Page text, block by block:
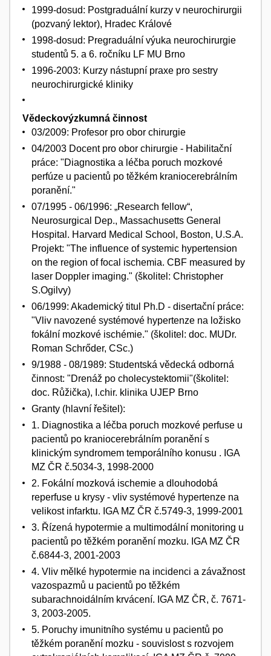
1999-dosud: Postgraduální kurzy v neurochirurgii
(pozvaný lektor), Hradec Králové
1998-dosud: Pregraduální výuka neurochirurgie
studentů 5. a 6. ročníku LF MU Brno
1996-2003: Kurzy nástupní praxe pro sestry
neurochirurgické kliniky
Vědeckovýzkumná činnost
03/2009: Profesor pro obor chirurgie
04/2003 Docent pro obor chirurgie - Habilitační
práce: "Diagnostika a léčba poruch mozkové
perfúze u pacientů po těžkém kraniocerebrálním
poranění."
07/1995 - 06/1996: „Research fellow“,
Neurosurgical Dep., Massachusetts General
Hospital. Harvard Medical School, Boston, U.S.A.
Projekt: "The influence of systemic hypertension
on the region of focal ischemia. CBF measured by
laser Doppler imaging." (školitel: Christopher
S.Ogilvy)
06/1999: Akademický titul Ph.D - disertační práce:
"Vliv navozené systémové hypertenze na ložisko
fokální mozkové ischémie." (školitel: doc. MUDr.
Roman Schrőder, CSc.)
9/1988 - 08/1989: Studentská vědecká odborná
činnost: "Drenáž po cholecystektomii"(školitel:
doc. Růžička), I.chir. klinika UJEP Brno
Granty (hlavní řešitel):
1. Diagnostika a léčba poruch mozkové perfuse u
pacientů po kraniocerebrálním poranění s
klinickým syndromem temporálního konusu . IGA
MZ ČR č.5034-3, 1998-2000
2. Fokální mozková ischemie a dlouhodobá
reperfuse u krysy - vliv systémové hypertenze na
velikost infarktu. IGA MZ ČR č.5749-3, 1999-2001
3. Řízená hypotermie a multimodální monitoring u
pacientů po těžkém poranění mozku. IGA MZ ČR
č.6844-3, 2001-2003
4. Vliv mělké hypotermie na incidenci a závažnost
vazospazmů u pacientů po těžkém
subarachnoidálním krvácení. IGA MZ ČR, č. 7671-
3, 2003-2005.
5. Poruchy imunitního systému u pacientů po
těžkém poranění mozku - souvislost s rozvojem